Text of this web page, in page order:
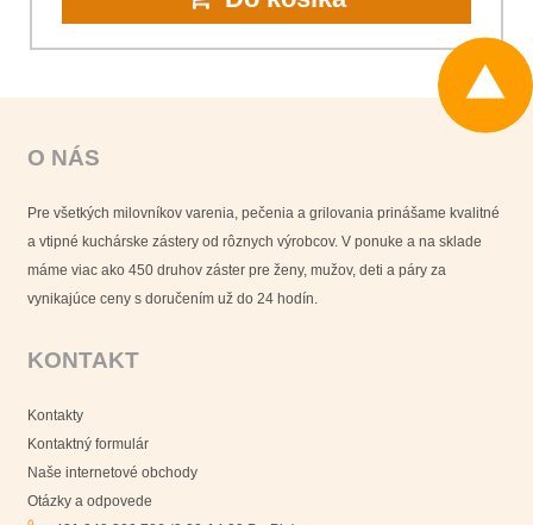
O NÁS
Pre všetkých milovníkov varenia, pečenia a grilovania prinášame kvalitné
a vtipné kuchárske zástery od rôznych výrobcov. V ponuke a na sklade
máme viac ako 450 druhov záster pre ženy, mužov, deti a páry za
vynikajúce ceny s doručením už do 24 hodín.
KONTAKT
Kontakty
Kontaktný formulár
Naše internetové obchody
Otázky a odpovede